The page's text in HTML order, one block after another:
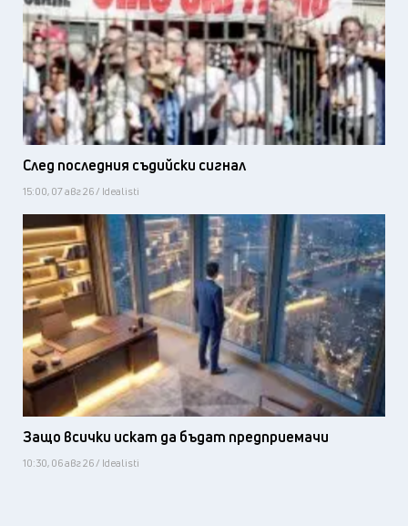
След последния съдийски сигнал
15:00, 07 авг 26 / Idealisti
Защо всички искат да бъдат предприемачи
10:30, 06 авг 26 / Idealisti